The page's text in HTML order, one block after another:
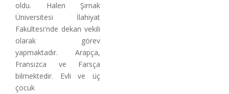
oldu. Halen Şırnak
Üniversitesi İlahiyat
Fakültesi'nde dekan vekili
olarak görev
yapmaktadır. Arapça,
Fransızca ve Farsça
bilmektedir. Evli ve üç
çocuk